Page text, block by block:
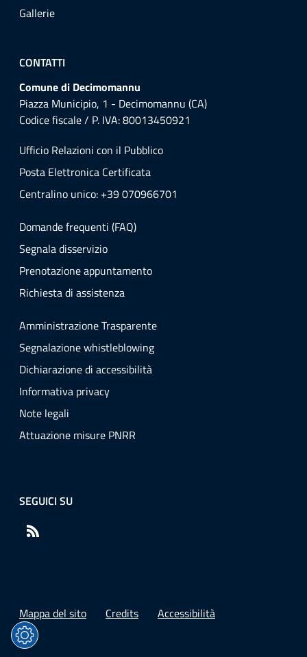
Gallerie
CONTATTI
Comune di Decimomannu
Piazza Municipio, 1 - Decimomannu (CA)
Codice fiscale / P. IVA: 80013450921
Ufficio Relazioni con il Pubblico
Posta Elettronica Certificata
Centralino unico: +39 070966701
Domande frequenti (FAQ)
Segnala disservizio
Prenotazione appuntamento
Richiesta di assistenza
Amministrazione Trasparente
Segnalazione whistleblowing
Dichiarazione di accessibilità
Informativa privacy
Note legali
Attuazione misure PNRR
SEGUICI SU
Mappa del sito Credits Accessibilità